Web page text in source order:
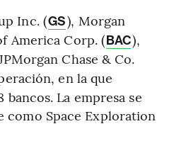
Inc. (GS), Morgan
America Corp. (BAC),
Chase & Co.
en la que
La empresa se
como Space Exploration